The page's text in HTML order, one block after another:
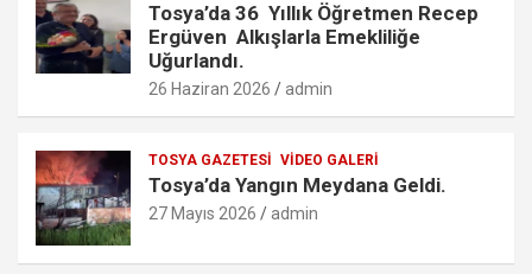
Tosya’da 36 Yıllık Öğretmen Recep
Ergüven Alkışlarla Emekliliğe
Uğurlandı.
26 Haziran 2026 admin
TOSYA GAZETESI VIDEO GALERI
Tosya’da Yangın Meydana Geldi.
27 Mayıs 2026 admin